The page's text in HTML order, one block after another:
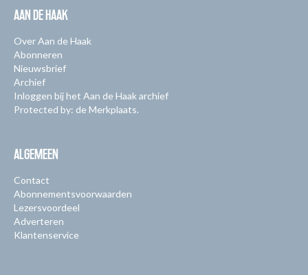
AAN DE HAAK
Over Aan de Haak
Abonneren
Nieuwsbrief
Archief
Inloggen bij het Aan de Haak archief
Protected by: de Merkplaats.
ALGEMEEN
Contact
Abonnementsvoorwaarden
Lezersvoordeel
Adverteren
Klantenservice